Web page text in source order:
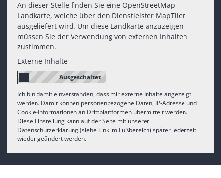
An dieser Stelle finden Sie eine OpenStreetMap
Landkarte, welche über den Dienstleister MapTiler
ausgeliefert wird. Um diese Landkarte anzuzeigen
müssen Sie der Verwendung von externen Inhalten
zustimmen.
Externe Inhalte
Ich bin damit einverstanden, dass mir externe Inhalte angezeigt
werden. Damit können personenbezogene Daten, IP-Adresse und
Cookie-Informationen an Drittplattformen übermittelt werden.
Diese Einstellung kann auf der Seite mit unserer
Datenschutzerklärung (siehe Link im Fußbereich) später jederzeit
wieder geändert werden.